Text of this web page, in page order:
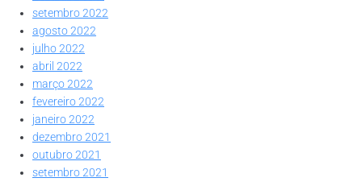
setembro 2022
agosto 2022
julho 2022
abril 2022
março 2022
fevereiro 2022
janeiro 2022
dezembro 2021
outubro 2021
setembro 2021